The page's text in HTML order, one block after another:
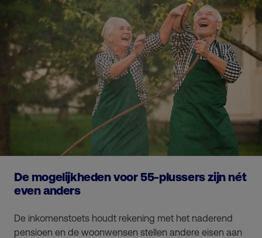
De mogelijkheden voor 55-plussers zijn nét
even anders
De inkomenstoets houdt rekening met het naderend
pensioen en de woonwensen stellen andere eisen aan